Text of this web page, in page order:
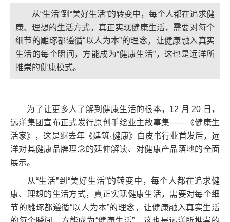
从“生活”到“美好生活”的转变中，每个人都在追求健
康、理想的生活方式，真正实现健康生活，需要对每个
细节的雕琢都遵循“以人为本”的理念，让健康融入真实
生活的每个瞬间，方能成为“健康生活”，这也是远洋所
推崇的健康模式。
为了让更多人了解到健康生活的根本，12 月 20 日，
远洋集团宣布正式发行原创手绘业主故事集——《健康生
活家》，这是继去年《建筑·健康》白皮书行业首发后，远
洋对其健康品牌理念的延伸解读、对健康产品落地的全面
展示。
从“生活”到“美好生活”的转变中，每个人都在追求健
康、理想的生活方式，真正实现健康生活，需要对每个细
节的雕琢都遵循“以人为本”的理念，让健康融入真实生活